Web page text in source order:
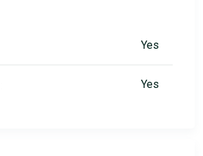
Yes
Yes